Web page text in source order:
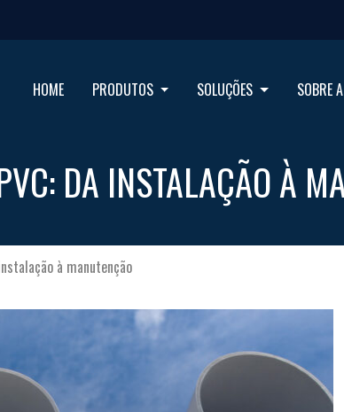
HOME PRODUTOS SOLUÇÕES SOBRE
DA INSTALAÇÃO À
à manutenção